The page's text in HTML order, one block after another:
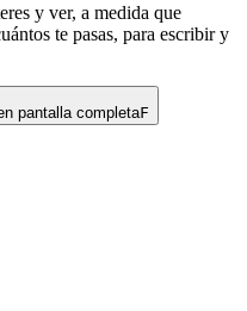
y ver, a medida que
te pasas, para escribir y
pantalla completaF